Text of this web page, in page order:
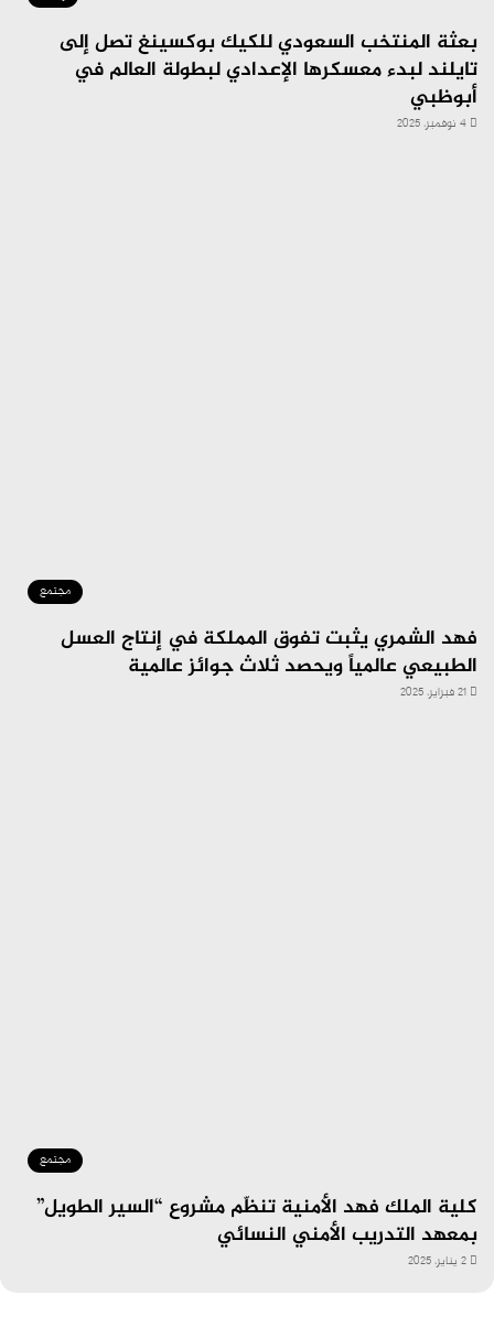
بعثة المنتخب السعودي للكيك بوكسينغ تصل إلى
تايلند لبدء معسكرها الإعدادي لبطولة العالم في
أبوظبي
4 نوفمبر، 2025
مجتمع
فهد الشمري يثبت تفوق المملكة في إنتاج العسل
الطبيعي عالمياً ويحصد ثلاث جوائز عالمية
21 فبراير، 2025
مجتمع
كلية الملك فهد الأمنية تنظّم مشروع “السير الطويل”
بمعهد التدريب الأمني النسائي
2 يناير، 2025